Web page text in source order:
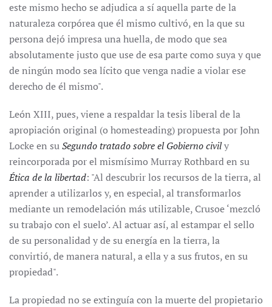
este mismo hecho se adjudica a sí aquella parte de la
naturaleza corpórea que él mismo cultivó, en la que su
persona dejó impresa una huella, de modo que sea
absolutamente justo que use de esa parte como suya y que
de ningún modo sea lícito que venga nadie a violar ese
derecho de él mismo".
León XIII, pues, viene a respaldar la tesis liberal de la
apropiación original (o homesteading) propuesta por John
Locke en suSegundo tratado sobre el Gobierno civily
reincorporada por el mismísimo Murray Rothbard en su
Ética de la libertad: "Al descubrir los recursos de la tierra, al
aprender a utilizarlos y, en especial, al transformarlos
mediante un remodelación más utilizable, Crusoe ‘mezcló
su trabajo con el suelo’. Al actuar así, al estampar el sello
de su personalidad y de su energía en la tierra, la
convirtió, de manera natural, a ella y a sus frutos, en su
propiedad".
La propiedad no se extinguía con la muerte del propietario